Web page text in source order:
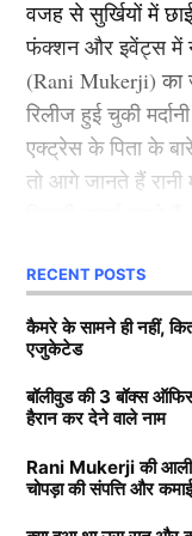
कभी रूकी ही नहीं.
फिल्मों से आलिया
कि जिस भी फिल्म से
होना तय है.
3.श्रद्धा
लिस्ट में तीसरे नंबर
उन्होंने कई हिट
उनकी एक्टिंग की
मासूमियत और
करियर की शुरूआत
की थी. हालांकि,
कमाई नहीं कर पाई.
‘आशिकी 2’ . जिसकी
वजह से सुर्खियों में
फंक्शन और इवेंट्स में
(Rani Mukerji) का
रिलीज हुई चुकी
एक्ट्रेस के पिता के
तो आगे जानते हैं
Rani
संपत्ति?
बता दें कि रानी
चोपड़ा है. वह करोड़ों
दावा है कि आदित्य के
के मुखर्जी मशहूर
साल तगड़ी कमाई
RECENT POSTS
कैमरे के सामने ही नहीं,
एजुकेटेड
बॉलीवुड की 3 बॉक्स
हैरान कर देने वाले नाम
Rani Mukerji की
चोपड़ा की संपत्ति और